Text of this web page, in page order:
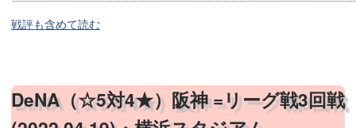
戦評も含めて読む
DeNA（☆5対4★）阪神 =リーグ戦3回戦